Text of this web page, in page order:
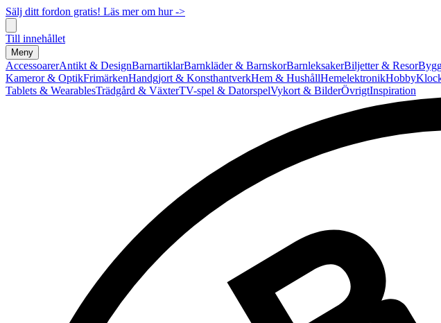
Sälj ditt fordon gratis! Läs mer om hur ->
Till innehållet
Meny
AccessoarerAntikt & DesignBarnartiklarBarnkläder & BarnskorBarnleksakerBiljetter & Resor
Kameror & OptikFrimärkenHandgjort & KonsthantverkHem & HushållHemelektronikHobby
Tablets & WearablesTrädgård & VäxterTV-spel & DatorspelVykort & BilderÖvrigtInspiration